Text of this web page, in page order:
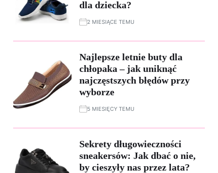
dla dziecka?
2 MIESIĄCE TEMU
Najlepsze letnie buty dla
chłopaka – jak uniknąć
najczęstszych błędów przy
wyborze
5 MIESIĘCY TEMU
Sekrety długowieczności
sneakersów: Jak dbać o nie,
by cieszyły nas przez lata?